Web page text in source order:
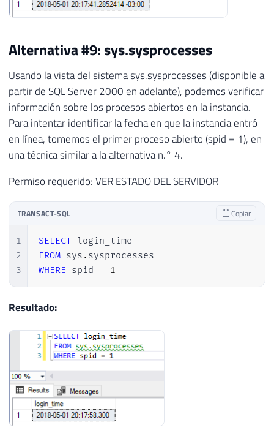
Alternativa #9: sys.sysprocesses
Usando la vista del sistema sys.sysprocesses (disponible a
partir de SQL Server 2000 en adelante), podemos verificar
información sobre los procesos abiertos en la instancia.
Para intentar identificar la fecha en que la instancia entró
en línea, tomemos el primer proceso abierto (spid = 1), en
una técnica similar a la alternativa n.° 4.
Permiso requerido: VER ESTADO DEL SERVIDOR
TRANSACT-SQL Copiar
1
2
3
SELECT
FROM sys .
WHERE spid = 1
Resultado: